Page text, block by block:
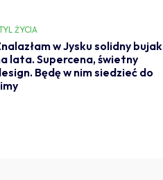
ŻYCIA
w Jysku solidny bujak
lata. Supercena, świetny
Będę w nim siedzieć do